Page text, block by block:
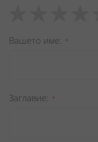
star
stars
stars
stars
stars
Вашето име
Заглавиe